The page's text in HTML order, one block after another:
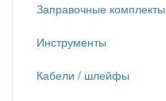
Заправочные комплекты
Инструменты
Кабели / шлейфы